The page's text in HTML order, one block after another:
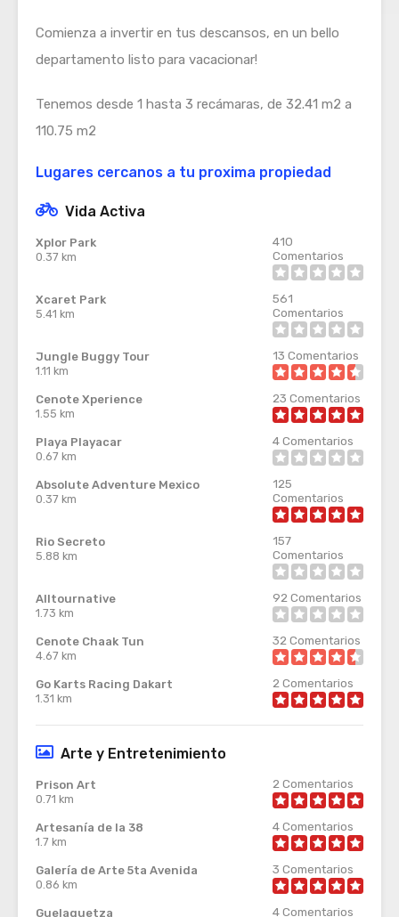
Comienza a invertir en tus descansos, en un bello
departamento listo para vacacionar!
Tenemos desde 1 hasta 3 recámaras, de 32.41 m2 a
110.75 m2
Lugares cercanos a tu proxima propiedad
Vida Activa
Xplor Park
0.37 km
410
Comentarios
Xcaret Park
5.41 km
561
Comentarios
Jungle Buggy Tour
1.11 km
13 Comentarios
Cenote Xperience
1.55 km
23 Comentarios
Playa Playacar
0.67 km
4Comentarios
Absolute Adventure Mexico
0.37 km
125
Comentarios
Rio Secreto
5.88 km
157
Comentarios
Alltournative
1.73 km
92 Comentarios
Cenote Chaak Tun
4.67 km
32 Comentarios
Go Karts Racing Dakart
1.31 km
2 Comentarios
Arte y Entretenimiento
Prison Art
0.71 km
2 Comentarios
Artesanía de la 38
1.7 km
4Comentarios
Galería de Arte 5ta Avenida
0.86 km
3 Comentarios
Guelaguetza
4Comentarios